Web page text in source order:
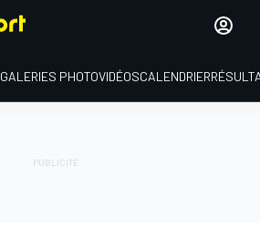
GALERIES PHOTOVIDÉOSCALENDRIER